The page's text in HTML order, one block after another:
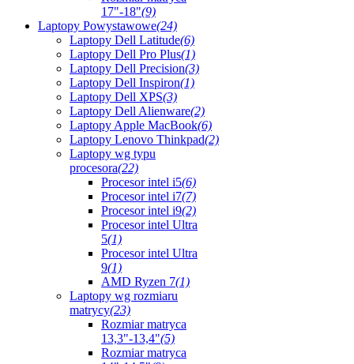
17"-18"(9)
Laptopy Powystawowe(24)
Laptopy Dell Latitude(6)
Laptopy Dell Pro Plus(1)
Laptopy Dell Precision(3)
Laptopy Dell Inspiron(1)
Laptopy Dell XPS(3)
Laptopy Dell Alienware(2)
Laptopy Apple MacBook(6)
Laptopy Lenovo Thinkpad(2)
Laptopy wg typu
procesora(22)
Procesor intel i5(6)
Procesor intel i7(7)
Procesor intel i9(2)
Procesor intel Ultra
5(1)
Procesor intel Ultra
9(1)
AMD Ryzen 7(1)
Laptopy wg rozmiaru
matrycy(23)
Rozmiar matryca
13,3"-13,4"(5)
Rozmiar matryca